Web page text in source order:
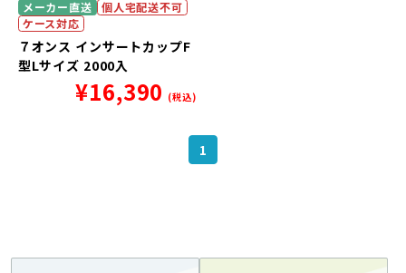
メーカー直送
個人宅配送不可
ケース対応
７オンス インサートカップF
型Lサイズ 2000入
¥16,390 (税込)
1